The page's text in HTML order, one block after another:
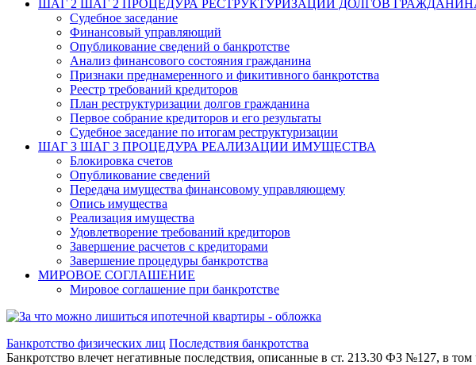
ШАГ 2 ШАГ 2 ПРОЦЕДУРА РЕСТРУКТУРИЗАЦИИ ДОЛГОВ
Судебное заседание
Финансовый управляющий
Опубликование сведений о банкротстве
Анализ финансового состояния гражданина
Признаки преднамеренного и фикитивного банкротства
Реестр требований кредиторов
План реструктуризации долгов гражданина
Первое собрание кредиторов и его результаты
Судебное заседание по итогам реструктуризации
ШАГ 3 ШАГ 3 ПРОЦЕДУРА РЕАЛИЗАЦИИ ИМУЩЕСТВА
Блокировка счетов
Опубликование сведений
Передача имущества финансовому управляющему
Опись имущества
Реализация имущества
Удовлетворение требований кредиторов
Завершение расчетов с кредиторами
Завершение процедуры банкротства
МИРОВОЕ СОГЛАШЕНИЕ
Мировое соглашение при банкротстве
Банкротство физических лиц Последствия банкротства
Банкротство влечет негативные последствия, описанные в ст. 213.30 ФЗ №127, в